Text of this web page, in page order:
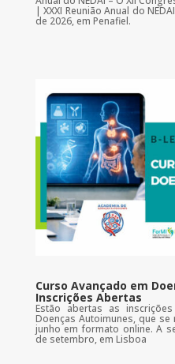
| XXXI Reunião Anual do
de 2026, em Penafiel.
Curso Avançado em
Inscrições Abertas
Estão abertas as
Doenças Autoimunes, que
junho em formato online. A
de setembro, em Lisboa